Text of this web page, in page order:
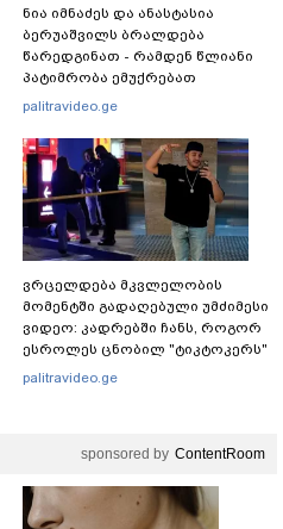
ნია იმნაძეს და ანასტასია
ბერუაშვილს ბრალდება
წარედგინათ - რამდენ წლიანი
პატიმრობა ემუქრებათ
არასრულწლოვნებს?
palitravideo.ge
ვრცელდება მკვლელობის
მომენტში გადაღებული უმძიმესი
ვიდეო: კადრებში ჩანს, როგორ
ესროლეს ცნობილ "ტიკტოკერს"
ლაივის დროს - რას ამბობს
palitravideo.ge
sponsored by ContentRoom